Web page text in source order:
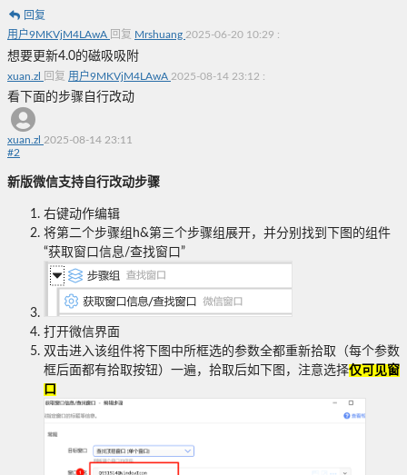
回复
用户9MKVjM4LAwA 回复 Mrshuang 2025-06-20 10:29 :
想要更新4.0的磁吸吸附
xuan.zl 回复 用户9MKVjM4LAwA 2025-08-14 23:12 :
看下面的步骤自行改动
xuan.zl 2025-08-14 23:11
#2
新版微信支持自行改动步骤
右键动作编辑
将第二个步骤组h&第三个步骤组展开，并分别找到下图的组件
“获取窗口信息/查找窗口”
打开微信界面
双击进入该组件将下图中所框选的参数全都重新拾取（每个参数
框后面都有拾取按钮）一遍，拾取后如下图，注意选择仅可见窗
口